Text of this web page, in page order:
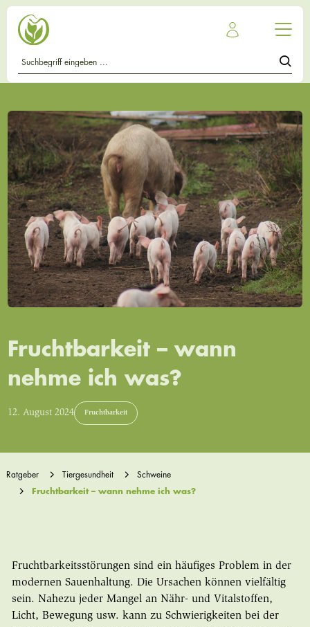
Fruchtbarkeit – wann
nehme ich was?
12. August 2024 Fruchtbarkeit
Ratgeber Tiergesundheit
Schweine
Fruchtbarkeit – wann nehme ich was?
Fruchtbarkeitsstörungen sind ein häufiges Problem in der
modernen Sauenhaltung. Die Ursachen können vielfältig
sein. Nahezu jeder Mangel an Nähr- und Vitalstoffen,
Licht, Bewegung usw. kann zu Schwierigkeiten bei der